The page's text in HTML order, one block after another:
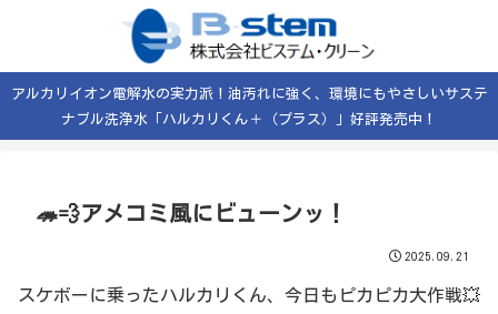
アルカリイオン電解水の実力派！油汚れに強く、環境にもやさしいサステ
ナブル洗浄水「ハルカリくん＋（プラス）」好評発売中！
🦔💨アメコミ風にビューンッ！
2025.09.21
スケボーに乗ったハルカリくん、今日もピカピカ大作戦💥